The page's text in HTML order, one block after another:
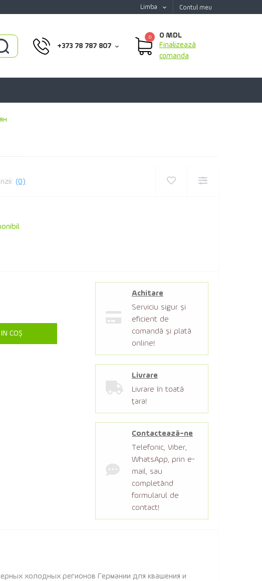
Limba Contul meu
+373 78 787 807
0
0 MDL
Finalizează
comanda
(0)
COŞ
Achitare
Serviciu sigur şi
eficient de
comandă şi plată
online!
Livrare
Livrare în toată
țara!
Contactează-ne
Telefonic, Viber,
WhatsApp, prin e-
mail, sau
completând
formularul de
contact!
холодных регионов Германии для квашения и